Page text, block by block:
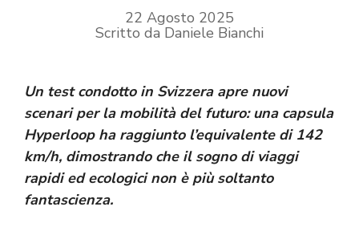
22 Agosto 2025
Scritto da Daniele Bianchi
Un test condotto in Svizzera apre nuovi
scenari per la mobilità del futuro: una capsula
Hyperloopha raggiunto l’equivalente di 142
km/h, dimostrando che il sogno di viaggi
rapidi ed ecologici non è più soltanto
fantascienza.